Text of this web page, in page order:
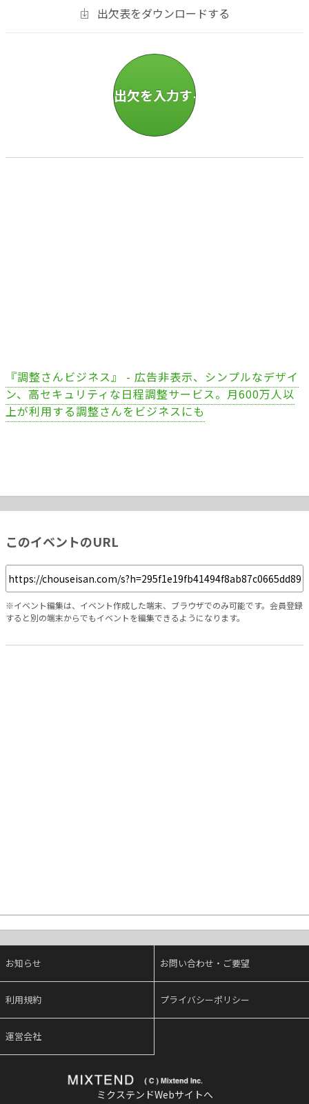
出欠表をダウンロードする
『調整さんビジネス』 - 広告非表示、シンプルなデザイ
ン、高セキュリティな日程調整サービス。月600万人以
上が利用する調整さんをビジネスにも
このイベントのURL
※イベント編集は、イベント作成した端末、ブラウザでのみ可能です。会員登録
すると別の端末からでもイベントを編集できるようになります。
お知らせ お問い合わせ・ご要望
利用規約 プライバシーポリシー
運営会社
ミクステンドWebサイトへ